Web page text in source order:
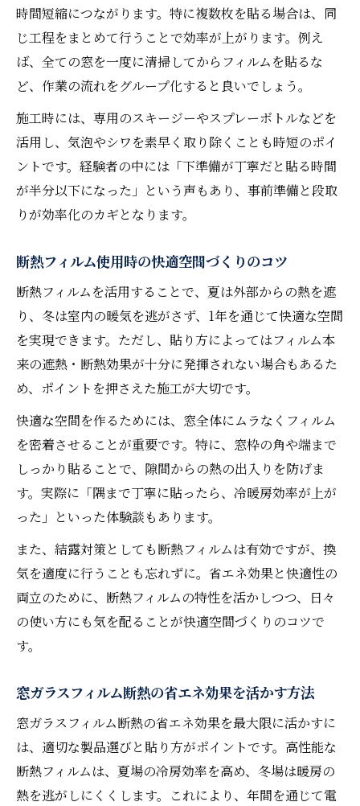
時間短縮につながります。特に複数枚を貼る場合は、同
じ工程をまとめて行うことで効率が上がります。例え
ば、全ての窓を一度に清掃してからフィルムを貼るな
ど、作業の流れをグループ化すると良いでしょう。
施工時には、専用のスキージーやスプレーボトルなどを
活用し、気泡やシワを素早く取り除くことも時短のポイ
ントです。経験者の中には「下準備が丁寧だと貼る時間
が半分以下になった」という声もあり、事前準備と段取
りが効率化のカギとなります。
断熱フィルム使用時の快適空間づくりのコツ
断熱フィルムを活用することで、夏は外部からの熱を遮
り、冬は室内の暖気を逃がさず、1年を通じて快適な空間
を実現できます。ただし、貼り方によってはフィルム本
来の遮熱・断熱効果が十分に発揮されない場合もあるた
め、ポイントを押さえた施工が大切です。
快適な空間を作るためには、窓全体にムラなくフィルム
を密着させることが重要です。特に、窓枠の角や端まで
しっかり貼ることで、隙間からの熱の出入りを防げま
す。実際に「隅まで丁寧に貼ったら、冷暖房効率が上が
った」といった体験談もあります。
また、結露対策としても断熱フィルムは有効ですが、換
気を適度に行うことも忘れずに。省エネ効果と快適性の
両立のために、断熱フィルムの特性を活かしつつ、日々
の使い方にも気を配ることが快適空間づくりのコツで
す。
窓ガラスフィルム断熱の省エネ効果を活かす方法
窓ガラスフィルム断熱の省エネ効果を最大限に活かすに
は、適切な製品選びと貼り方がポイントです。高性能な
断熱フィルムは、夏場の冷房効率を高め、冬場は暖房の
熱を逃がしにくくします。これにより、年間を通じて電